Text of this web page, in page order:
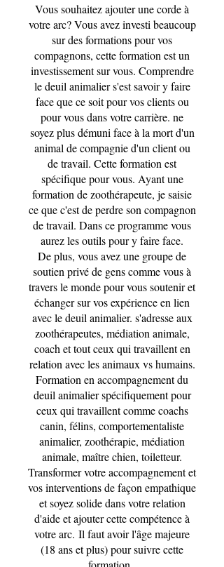
Vous souhaitez ajouter une corde à
votre arc? Vous avez investi beaucoup
sur des formations pour vos
compagnons, cette formation est un
investissement sur vous. Comprendre
le deuil animalier s'est savoir y faire
face que ce soit pour vos clients ou
pour vous dans votre carrière. ne
soyez plus démuni face à la mort d'un
animal de compagnie d'un client ou
de travail. Cette formation est
spécifique pour vous. Ayant une
formation de zoothérapeute, je saisie
ce que c'est de perdre son compagnon
de travail. Dans ce programme vous
aurez les outils pour y faire face.
De plus, vous avez une groupe de
soutien privé de gens comme vous à
travers le monde pour vous soutenir et
échanger sur vos expérience en lien
avec le deuil animalier. s'adresse aux
zoothérapeutes, médiation animale,
coach et tout ceux qui travaillent en
relation avec les animaux vs humains.
Formation en accompagnement du
deuil animalier spécifiquement pour
ceux qui travaillent comme coachs
canin, félins, comportementaliste
animalier, zoothérapie, médiation
animale, maître chien, toiletteur.
Transformer votre accompagnement et
vos interventions de façon empathique
et soyez solide dans votre relation
d'aide et ajouter cette compétence à
votre arc. Il faut avoir l'âge majeure
(18 ans et plus) pour suivre cette